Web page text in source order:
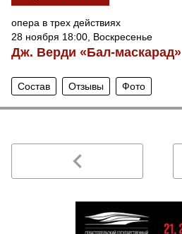
опера в трех действиях
28 ноября 18:00, Воскресенье
Дж. Верди «Бал-маскарад»
Состав Отзывы Фото
navigate_before